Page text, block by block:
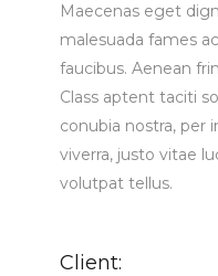
Maecenas eget
malesuada fames
faucibus. Aenean
Class aptent taciti
conubia nostra, per
viverra, justo vitae
volutpat tellus.
Client: